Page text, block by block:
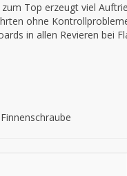
Top erzeugt viel
ohne
in allen Revieren bei